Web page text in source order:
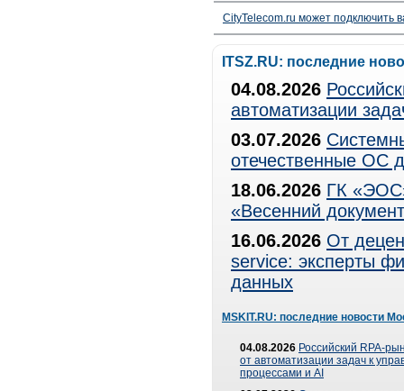
CityTelecom.ru может подключить
ITSZ.RU: последние
04.08.2026
автоматизации
03.07.2026
отечественные ОС
18.06.2026 ГК
«Весенний
16.06.2026 От
service: эксперты
данных
MSKIT.RU: последние новости
04.08.2026 Российский RPA-
от автоматизации задач к
процессами и AI